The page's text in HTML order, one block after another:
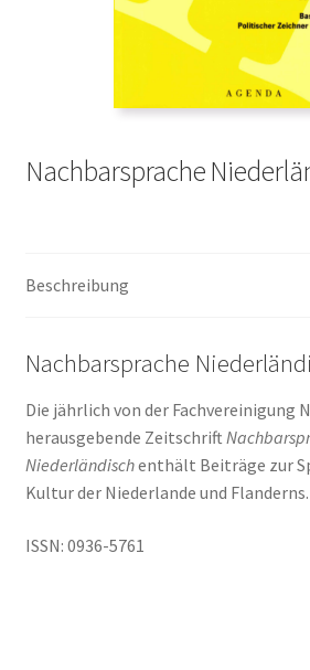
Nachbarsprache
Beschreibung
Nachbarsprache
Die jährlich von der Fachvereinigung
herausgebende Zeitschrift
Niederländischenthält Beiträge zur
Kultur der Niederlande und Flanderns.
ISSN: 0936-5761